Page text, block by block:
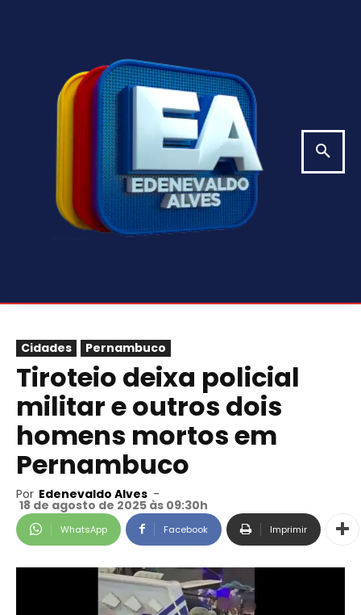
Cidades Pernambuco
Tiroteio deixa policial
militar e outros dois
homens mortos em
Pernambuco
Por Edenevaldo Alves -
18 de agosto de 2025 às 09:30h
WhatsApp Facebook Imprimir